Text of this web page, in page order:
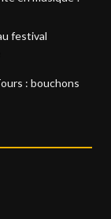
festival
: bouchons